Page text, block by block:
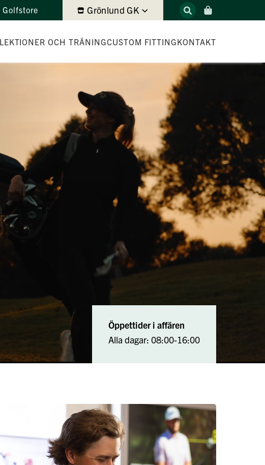
Golfstore Grönlund GK
LEKTIONER OCH TRÄNINGCUSTOM FITTINGKONTAKT
Öppettider i affären
Alla dagar: 08:00-16:00